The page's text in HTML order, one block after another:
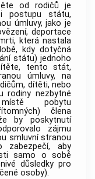
od rodičů je
postupu státu,
úmluvy, jako je
deportace
která nastala
kdy dotyčná
státu) jednoho
tento stát,
úmluvy, na
dítěti, nebo
rodiny nezbytné
pobytu
člena
by poskytnutí
zájmu
smluvní stranou
zabezpečí, aby
samo o sobě
důsledky pro
osoby).